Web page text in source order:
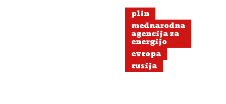
plin
mednarodna
agencija za
energijo
evropa
rusija